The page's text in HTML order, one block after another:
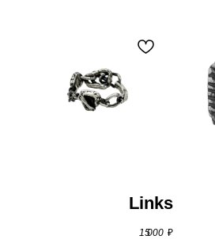
Links
15 000 ₽